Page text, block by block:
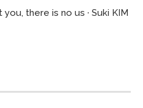
there is no us · Suki KIM